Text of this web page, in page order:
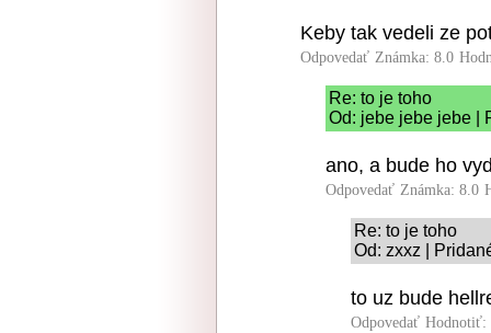
Keby tak vedeli ze
Odpovedať Známka: 8.0
Re: to je toho
Od: jebe jebe jebe |
ano, a bude ho
Odpovedať Známka: 8.0
Re: to je toho
Od: zxxz |
to uz bude
Odpovedať Hodnotiť: